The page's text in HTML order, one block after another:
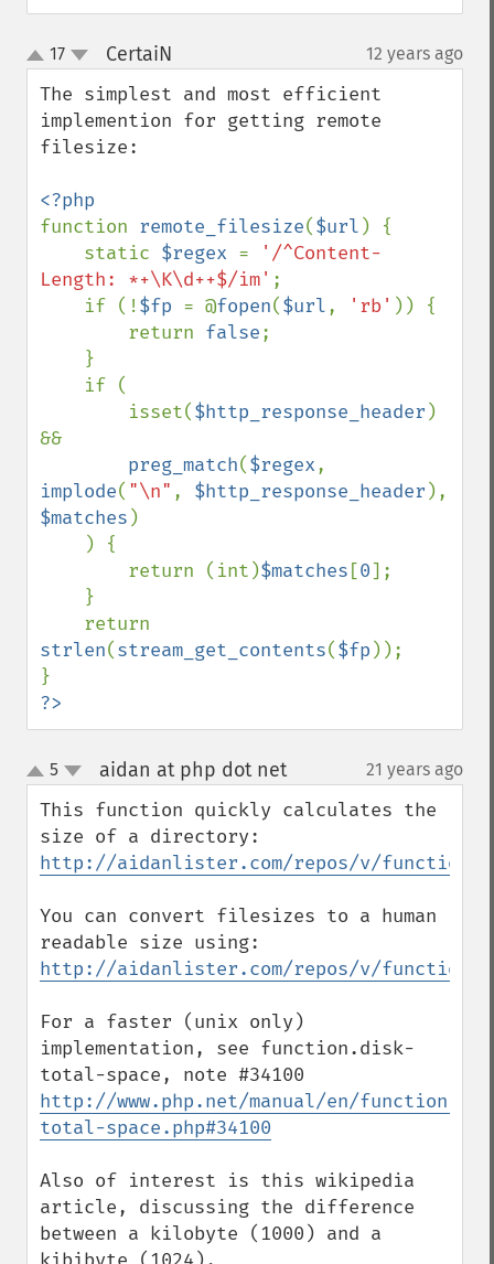
up
down
17 CertaiN 12 years ago
The simplest and most efficient
implemention for getting remote
filesize:
function remote_filesize($url ) {
    static
$regex =
'/^Content-
Length: *+\K\d++$/im' ;
    if (!
$fp = @fopen($url, 'rb' )) {
        return
false;
        isset(
$http_response_header )
&&
preg_match($regex
implode( "\n" , $http_response_header
$matches )
        return (int)
$matches [0];
strlen(stream_get_contents($fp ));
?>
up
down
5 aidan at php dot net¶ 21 years ago
This function quickly calculates the
http://aidanlister.com/repos/v/
You can convert filesizes to a human
http://aidanlister.com/repos/v/
For a faster (unix only)
implementation, see function.disk-
http://www.php.net/manual/en/
total-space.php#34100
Also of interest is this wikipedia
article, discussing the difference
between a kilobyte (1000) and a